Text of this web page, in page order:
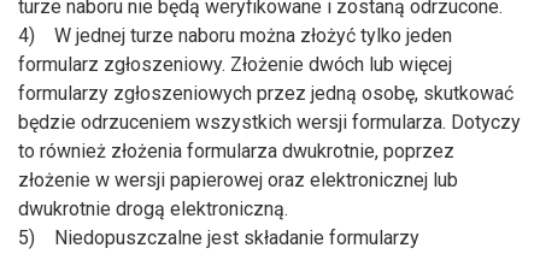
turze naboru nie będą weryfikowane i zostaną odrzucone.
4) W jednej turze naboru można złożyć tylko jeden
formularz zgłoszeniowy. Złożenie dwóch lub więcej
formularzy zgłoszeniowych przez jedną osobę, skutkować
będzie odrzuceniem wszystkich wersji formularza. Dotyczy
to również złożenia formularza dwukrotnie, poprzez
złożenie w wersji papierowej oraz elektronicznej lub
dwukrotnie drogą elektroniczną.
5) Niedopuszczalne jest składanie formularzy